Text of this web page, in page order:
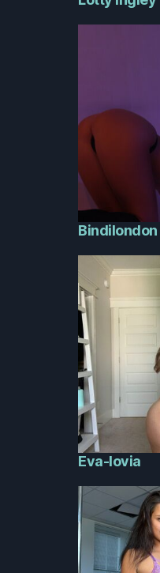
Bindilondon
Eva-lovia